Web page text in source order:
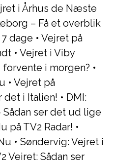
i Århus de Næste
– Få et overblik
dage • Vejret på
• Vejret i Viby
i morgen? •
• Vejret på
det i Italien! • DMI:
ser det ud lige
på TV2 Radar! •
• Søndervig: Vejret i
Vejret: Sådan ser